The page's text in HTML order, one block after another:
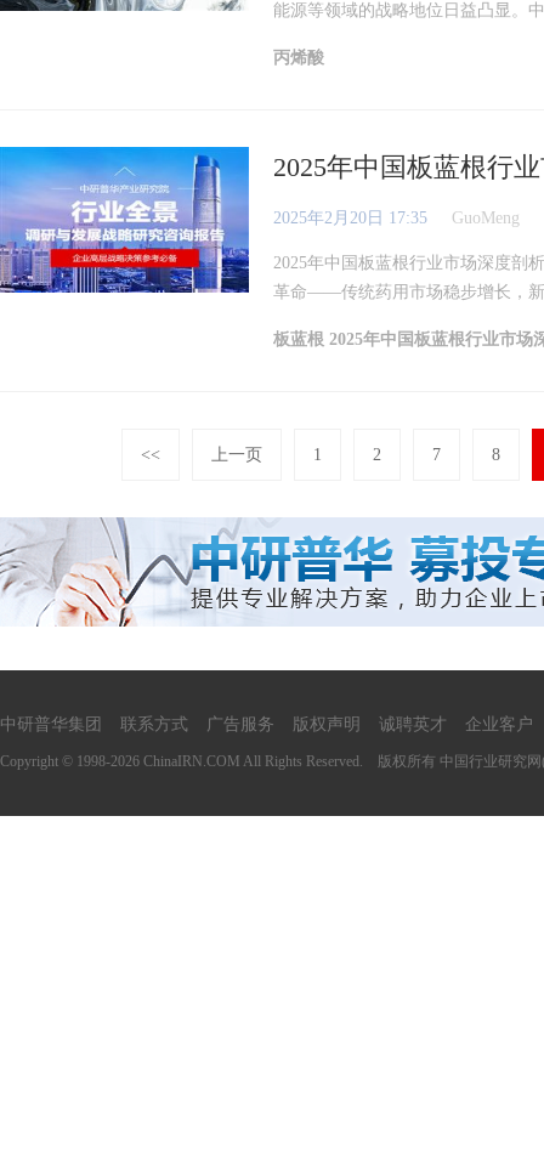
能源等领域的战略地位日益凸显。
丙烯酸
2025年中国板蓝根行
2025年2月20日 17:35 GuoMeng
2025年中国板蓝根行业市场深度剖
革命——传统药用市场稳步增长，
板蓝根 2025年中国板蓝根行业市场
<< 上一页 1 2 7 8
中研普华集团 联系方式 广告服务 版权声明 诚聘英才 企业客户
Copyright © 1998-2026 ChinaIRN.COM All Rights Reserved. 版权所有 中国行业研究网